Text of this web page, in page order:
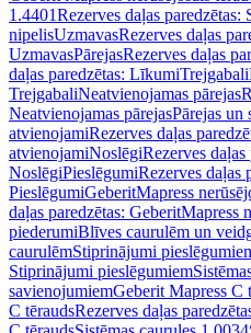
1.4401Rezerves daļas paredzētas:
nipelisUzmavasRezerves daļas
UzmavasPārejasRezerves daļas
daļas paredzētas: LīkumiTrejgabali
TrejgabaliNeatvienojamas pārejas
Neatvienojamas pārejasPārejas un
atvienojamiRezerves daļas
atvienojamiNoslēgiRezerves daļas
NoslēgiPieslēgumiRezerves daļas
PieslēgumiGeberitMapress
daļas paredzētas: GeberitMapress
piederumiBlīves caurulēm un
caurulēmStiprinājumi
Stiprinājumi pieslēgumiem
savienojumiemGeberit Mapress C
C tēraudsRezerves daļas